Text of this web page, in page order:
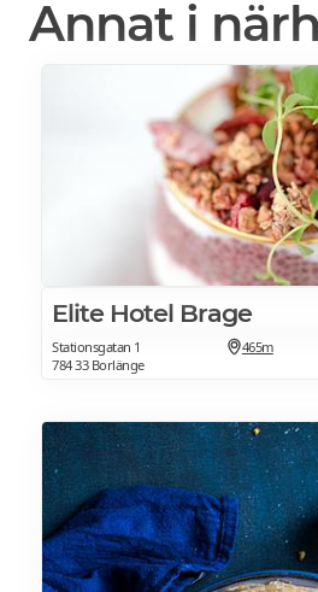
Annat i
Elite Hotel Brage
Stationsgatan 1
784 33 Borlänge
465m